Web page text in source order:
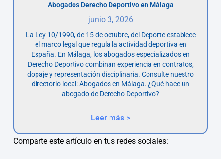
Abogados Derecho Deportivo en Málaga
junio 3, 2026
La Ley 10/1990, de 15 de octubre, del Deporte establece
el marco legal que regula la actividad deportiva en
España. En Málaga, los abogados especializados en
Derecho Deportivo combinan experiencia en contratos,
dopaje y representación disciplinaria. Consulte nuestro
directorio local: Abogados en Málaga. ¿Qué hace un
abogado de Derecho Deportivo?
Leer más >
Comparte este artículo en tus redes sociales: